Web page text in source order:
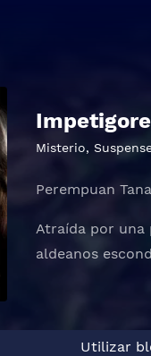
Impetigore
Misterio,
Perempuan
Atraída por una
aldeanos
Utilizar